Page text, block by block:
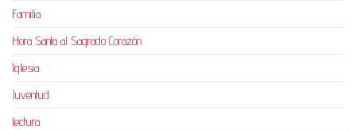
Familia
Hora Santa al Sagrado Corazón
Iglesia
Juventud
lectura